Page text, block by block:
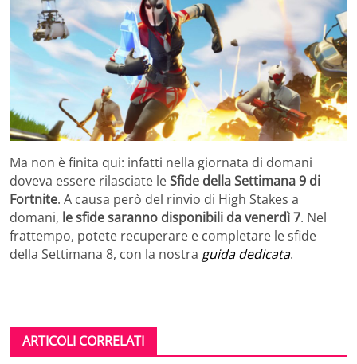
Ma non è finita qui: infatti nella giornata di domani
doveva essere rilasciate leSfide della Settimana 9 di
Fortnite. A causa però del rinvio di High Stakes a
domani, le sfide saranno disponibili da venerdì 7. Nel
frattempo, potete recuperare e completare le sfide
della Settimana 8, con la nostra guida dedicata.
ARTICOLI CORRELATI